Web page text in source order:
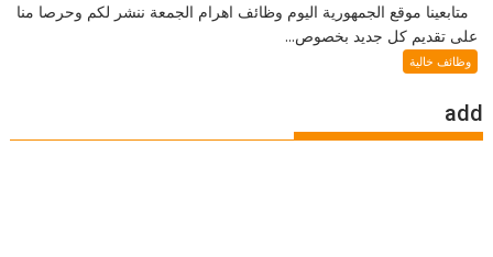
متابعينا موقع الجمهورية اليوم وظائف اهرام الجمعة ننشر لكم وحرصا منا
على تقديم كل جديد بخصوص...
وظائف خالية
add